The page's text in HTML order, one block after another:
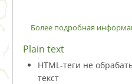
Более подробная
Plain text
HTML-теги не
текст